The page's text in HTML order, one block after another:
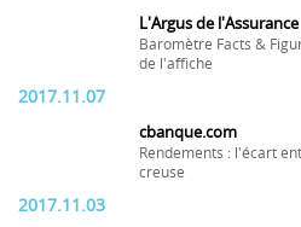
L'Argus de l'Assurance
Baromètre Facts &
de l'affiche
2017.11.07
cbanque.com
Rendements : l'écart
creuse
2017.11.03